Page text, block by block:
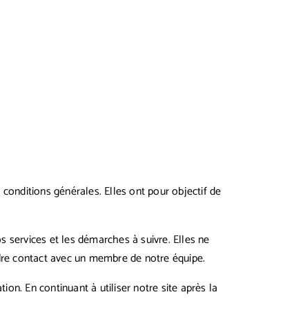
générales. Elles ont pour objectif de
et les démarches à suivre. Elles ne
contact avec un membre de notre équipe.
En continuant à utiliser notre site après la